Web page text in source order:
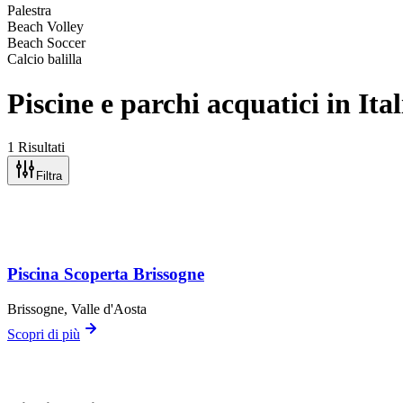
Palestra
Beach Volley
Beach Soccer
Calcio balilla
Piscine e parchi acquatici in
1 Risultati
Filtra
Piscina Scoperta Brissogne
Brissogne, Valle d'Aosta
Scopri di più